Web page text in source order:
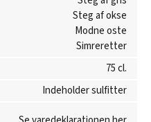
Steg af okse
Modne oste
Simreretter
75 cl.
Indeholder sulfitter